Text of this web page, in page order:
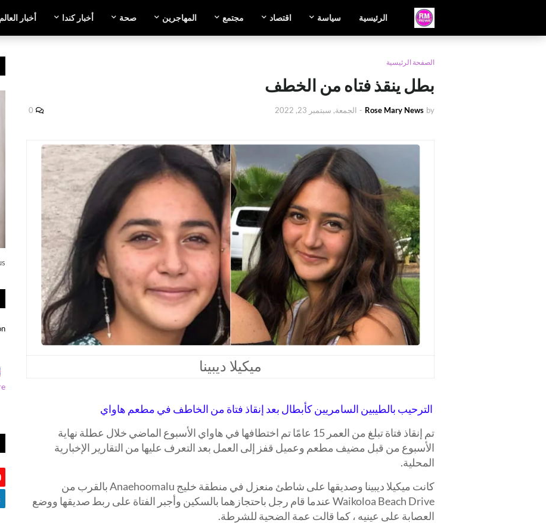
الرئيسية سياسة اقتصاد مجتمع المهاجرين صحة أخبار كندا أخبار العالم
الصفحة الرئيسية
بطل ينقذ فتاه من الخطف
by
Rose Mary News
- الجمعة, سبتمبر 23, 2022 0
ميكيلا ديبينا
الترحيب بالطيبين السامريين كأبطال بعد إنقاذ فتاة من الخاطف في مطعم هاواي
تم إنقاذ فتاة تبلغ من العمر 15 عامًا تم اختطافها في هاواي الأسبوع الماضي خلال عطلة نهاية
الأسبوع من قبل مضيف مطعم وعميل قفز إلى العمل بعد التعرف عليها من التقارير الإخبارية
المحلية.
كانت ميكيلا ديبينا وصديقها على شاطئ منعزل في منطقة خليج Anaehoomalu بالقرب من
Waikoloa Beach Drive عندما قام رجل باحتجازهما بالسكين وأجبر الفتاة على ربط صديقها ووضع
العصابة على عينيه ، كما قالت عمة الضحية للشرطة.